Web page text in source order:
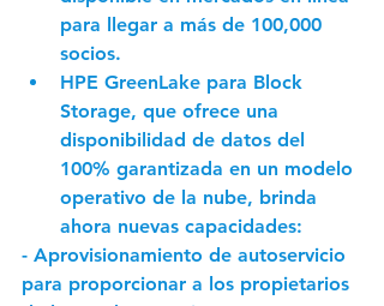
para llegar a más de 100,000
socios.
HPE GreenLake para Block
Storage, que ofrece una
disponibilidad de datos del
100% garantizada en un modelo
operativo de la nube, brinda
ahora nuevas capacidades:
- Aprovisionamiento de autoservicio
para proporcionar a los propietarios